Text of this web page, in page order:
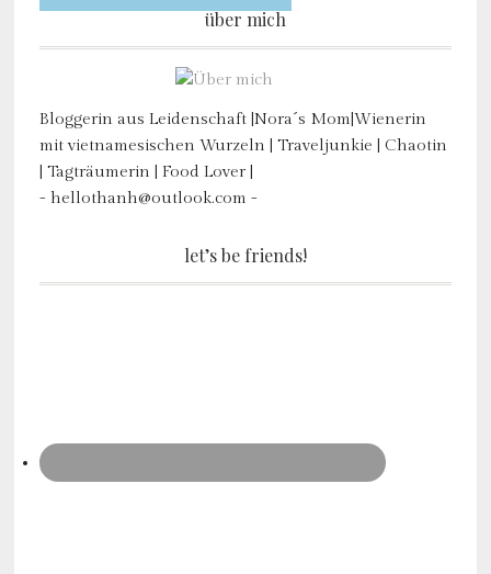
über mich
Bloggerin aus Leidenschaft |Nora´s Mom|Wienerin
mit vietnamesischen Wurzeln | Traveljunkie | Chaotin
| Tagträumerin | Food Lover |
- hellothanh@outlook.com -
let’s be friends!